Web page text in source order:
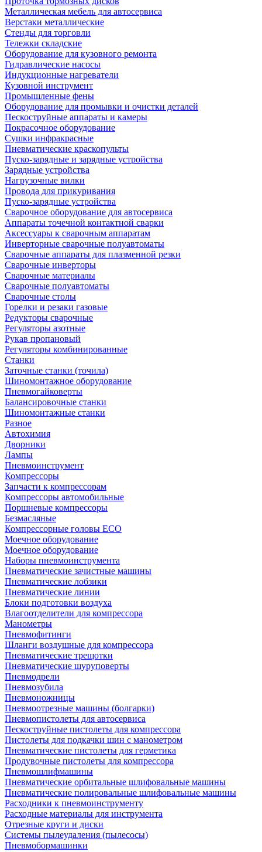
Металлическая мебель для автосервиса
Верстаки металлические
Стенды для торговли
Тележки складские
Оборудование для кузовного ремонта
Гидравлические насосы
Индукционные нагреватели
Кузовной инструмент
Промышленные фены
Оборудование для промывки и очистки деталей
Пескоструйные аппараты и камеры
Покрасочное оборудование
Сушки инфракрасные
Пневматические краскопульты
Пуско-зарядные и зарядные устройства
Зарядные устройства
Нагрузочные вилки
Провода для прикуривания
Пуско-зарядные устройства
Сварочное оборудование для автосервиса
Аппараты точечной контактной сварки
Аксессуары к сварочным аппаратам
Инверторные сварочные полуавтоматы
Сварочные аппараты для плазменной резки
Сварочные инверторы
Сварочные материалы
Сварочные полуавтоматы
Сварочные столы
Горелки и резаки газовые
Редукторы сварочные
Регуляторы азотные
Рукав пропановый
Регуляторы комбинированные
Станки
Заточные станки (точила)
Шиномонтажное оборудование
Пневмогайковерты
Балансировочные станки
Шиномонтажные станки
Разное
Автохимия
Дворники
Лампы
Пневмоинструмент
Компрессоры
Запчасти к компрессорам
Компрессоры автомобильные
Поршневые компрессоры
Безмасляные
Компрессорные головы ECO
Моечное оборудование
Моечное оборудование
Наборы пневмоинструмента
Пневматические зачистные машины
Пневматические лобзики
Пневматические линии
Блоки подготовки воздуха
Влагоотделители для компрессора
Манометры
Пневмофитинги
Шланги воздушные для компрессора
Пневматические трещотки
Пневматические шуруповерты
Пневмодрели
Пневмозубила
Пневмоножницы
Пневмоотрезные машины (болгарки)
Пневмопистолеты для автосервиса
Пескоструйные пистолеты для компрессора
Пистолеты для подкачки шин с манометром
Пневматические пистолеты для герметика
Продувочные пистолеты для компрессора
Пневмошлифмашины
Пневматические орбитальные шлифовальные машины
Пневматические полировальные шлифовальные машины
Расходники к пневмоинструменту
Расходные материалы для инструмента
Отрезные круги и диски
Системы пылеудаления (пылесосы)
Пневмобормашинки